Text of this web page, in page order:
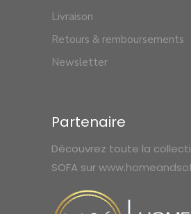
Livraison
Retours & remboursements
Newsletter
Partenaire
Découvrez toute la
SOFA sur